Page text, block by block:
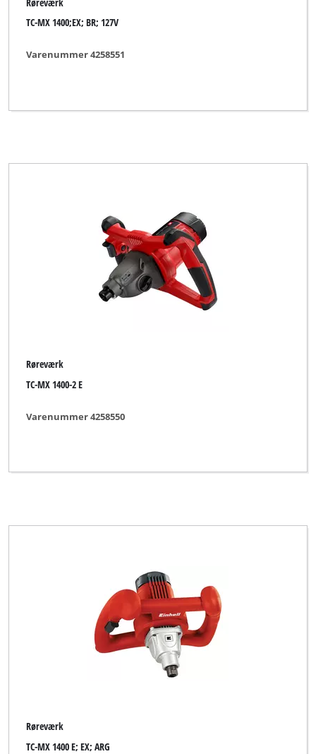
TC-MX 1400;EX; BR; 127V
Varenummer 4258551
Røreværk
TC-MX 1400-2 E
Varenummer 4258550
Røreværk
TC-MX 1400 E; EX; ARG